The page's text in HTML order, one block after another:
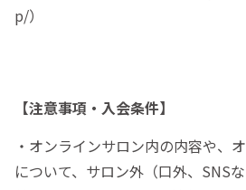
p/）
【注意事項・入会条件】
・オンラインサロン内の内容や、
について、サロン外（口外、SNS